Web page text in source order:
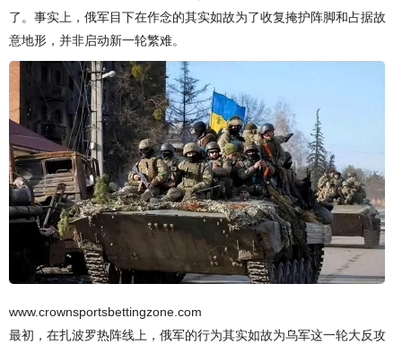
了。事实上，俄军目下在作念的其实如故为了收复掩护阵脚和占据故
意地形，并非启动新一轮繁难。
www.crownsportsbettingzone.com
最初，在扎波罗热阵线上，俄军的行为其实如故为乌军这一轮大反攻